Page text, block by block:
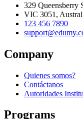
329 Queensberry
VIC 3051,
123 456 7890
Company
Quienes somos?
Contáctanos
Autoridades
Programs